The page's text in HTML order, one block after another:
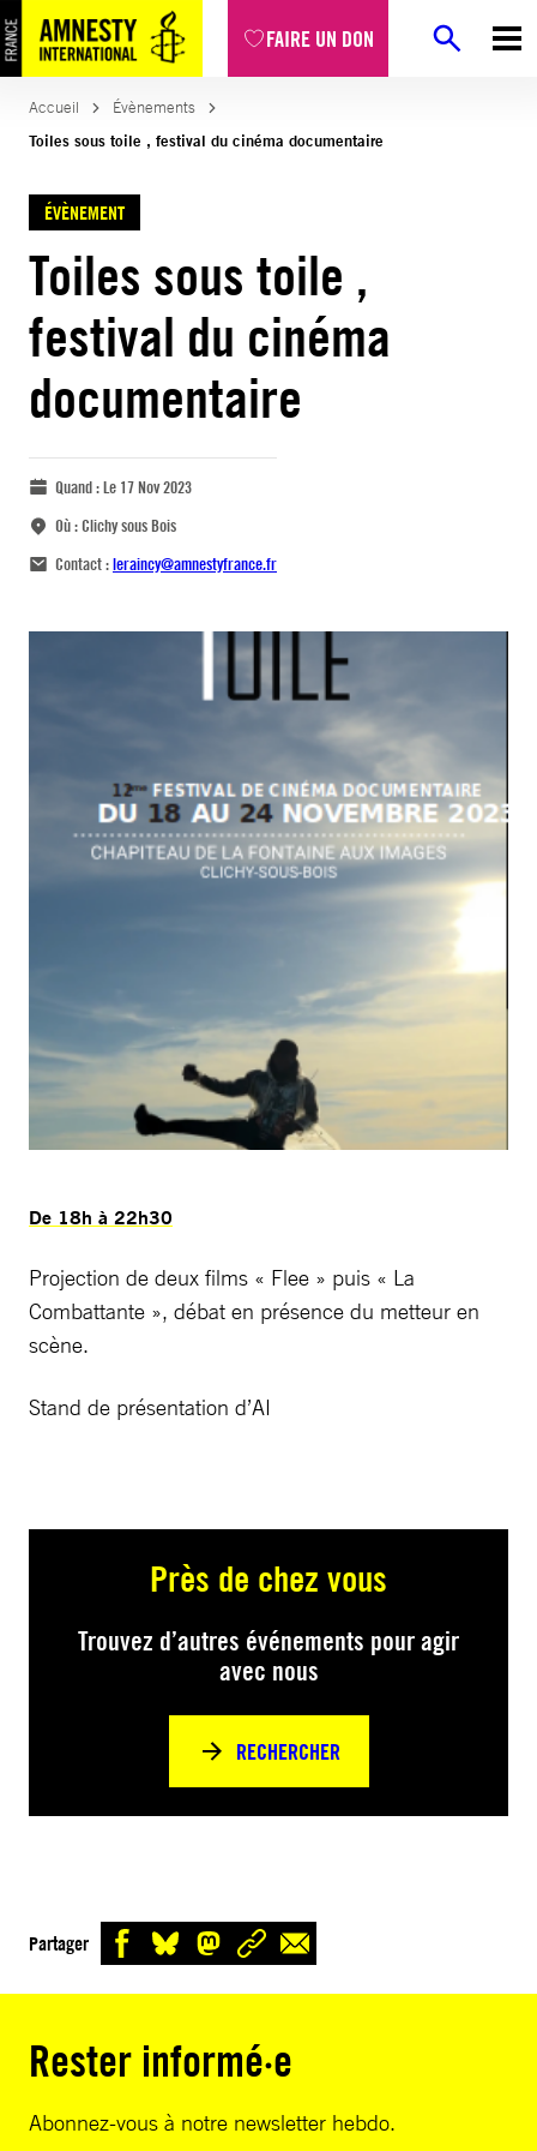
FAIRE UN DON
Accueil
Évènements
Toiles sous toile , festival du cinéma documentaire
ÉVÈNEMENT
Toiles sous toile ,
festival du cinéma
documentaire
Quand :Le 17 Nov 2023
Où :Clichy sous Bois
Contact :leraincy@amnestyfrance.fr
De 18h à 22h30
Projection de deux films « Flee » puis « La
Combattante », débat en présence du metteur en
scène.
Stand de présentation d’AI
Près de chez vous
Trouvez d’autres événements pour agir
avec nous
RECHERCHER
Partager
Rester informé·e
Abonnez-vous à notre newsletter hebdo.